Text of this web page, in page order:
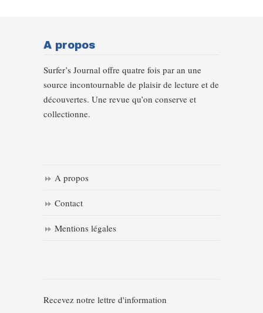
A propos
Surfer’s Journal offre quatre fois par an une
source incontournable de plaisir de lecture et de
découvertes. Une revue qu’on conserve et
collectionne.
A propos
Contact
Mentions légales
Recevez notre lettre d'information